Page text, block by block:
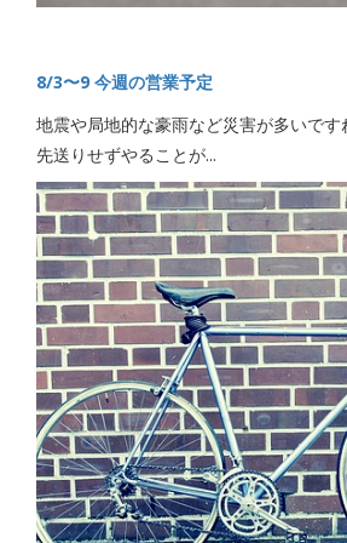
8/3〜9 今週の営業予定
地震や局地的な豪雨など災害が多いで
先送りせずやることが...